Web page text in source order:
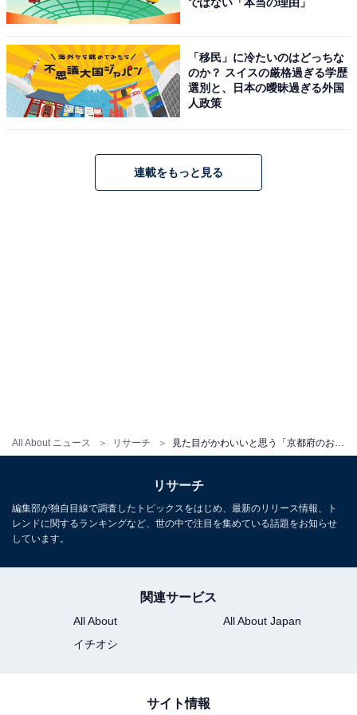
All About ニュース リサーチ 見た目がかわいいと思う「京都府のお土産」ランキング！ 2位「生八つ橋 おたべ」を抑えた1位は？【2026年調査】
「移民」に冷たいのはどっちな
のか？ スイスの厳格過ぎる学歴
選別と、日本の曖昧過ぎる外国
人政策
連載をもっと見る
リサーチ
編集部が独自目線で調査したトピックスをはじめ、最新のリリース情報、ト
レンドに関するランキングなど、世の中で注目を集めている話題をお知らせ
しています。
関連サービス
All About
All About Japan
イチオシ
サイト情報